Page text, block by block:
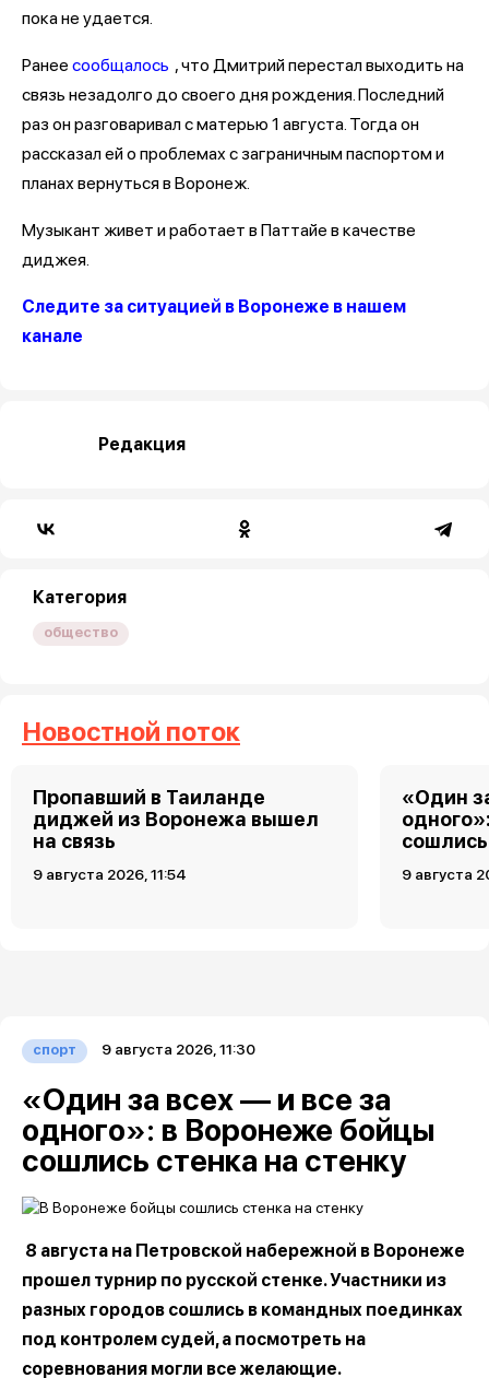
пока не удается.
Ранее сообщалось , что Дмитрий перестал выходить на
связь незадолго до своего дня рождения. Последний
раз он разговаривал с матерью 1 августа. Тогда он
рассказал ей о проблемах с заграничным паспортом и
планах вернуться в Воронеж.
Музыкант живет и работает в Паттайе в качестве
диджея.
Следите за ситуацией в Воронеже в нашем
канале
Редакция
Категория
общество
Новостной поток
Пропавший в Таиланде
диджей из Воронежа вышел
на связь
9 августа 2026, 11:54
«Один
сошлись
9 августа
спорт 9 августа 2026, 11:30
«Один за всех — и все за
одного»: в Воронеже бойцы
сошлись стенка на стенку
8 августа на Петровской набережной в Воронеже
прошел турнир по русской стенке. Участники из
разных городов сошлись в командных поединках
под контролем судей, а посмотреть на
соревнования могли все желающие.